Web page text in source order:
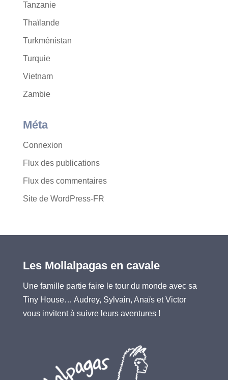
Tanzanie
Thaïlande
Turkménistan
Turquie
Vietnam
Zambie
Méta
Connexion
Flux des publications
Flux des commentaires
Site de WordPress-FR
Les Mollalpagas en cavale
Une famille partie faire le tour du monde avec sa
Tiny House… Audrey, Sylvain, Anaïs et Victor
vous invitent à suivre leurs aventures !